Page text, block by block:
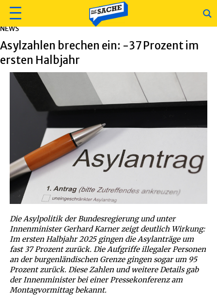
NEWS
Asylzahlen brechen ein: -37 Prozent im
ersten Halbjahr
Die Asylpolitik der Bundesregierung und unter
Innenminister Gerhard Karner zeigt deutlich Wirkung:
Im ersten Halbjahr 2025 gingen die Asylanträge um
fast 37 Prozent zurück. Die Aufgriffe illegaler Personen
an der burgenländischen Grenze gingen sogar um 95
Prozent zurück. Diese Zahlen und weitere Details gab
der Innenminister bei einer Pressekonferenz am
Montagvormittag bekannt.